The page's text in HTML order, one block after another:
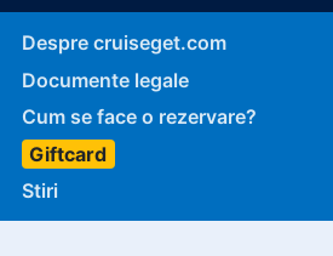
Despre cruiseget.com
Documente legale
Cum se face o rezervare?
Giftcard
Stiri